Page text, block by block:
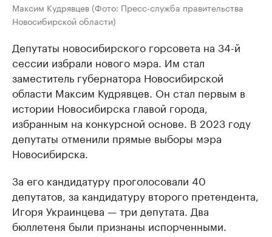
Максим Кудрявцев (Фото: Пресс-служба правительства
Новосибирской области)
Депутаты новосибирского горсовета на 34-й
сессии избрали нового мэра. Им стал
заместитель губернатора Новосибирской
области Максим Кудрявцев. Он стал первым в
истории Новосибирска главой города,
избранным на конкурсной основе. В 2023 году
депутаты отменили прямые выборы мэра
Новосибирска.
За его кандидатуру проголосовали 40
депутатов, за кандидатуру второго претендента,
Игоря Украинцева — три депутата. Два
бюллетеня были признаны испорченными.